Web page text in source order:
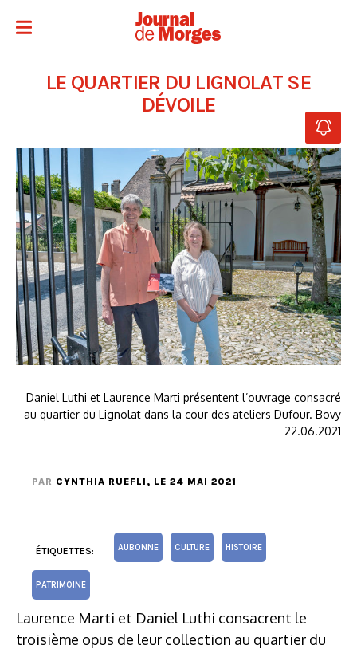
LE QUARTIER DU LIGNOLAT SE
DÉVOILE
Daniel Luthi et Laurence Marti présentent l’ouvrage consacré
au quartier du Lignolat dans la cour des ateliers Dufour. Bovy
22.06.2021
PAR CYNTHIA RUEFLI , LE 24 MAI 2021
ÉTIQUETTES: AUBONNE CULTURE HISTOIRE
PATRIMOINE
Laurence Marti et Daniel Luthi consacrent le
troisième opus de leur collection au quartier du